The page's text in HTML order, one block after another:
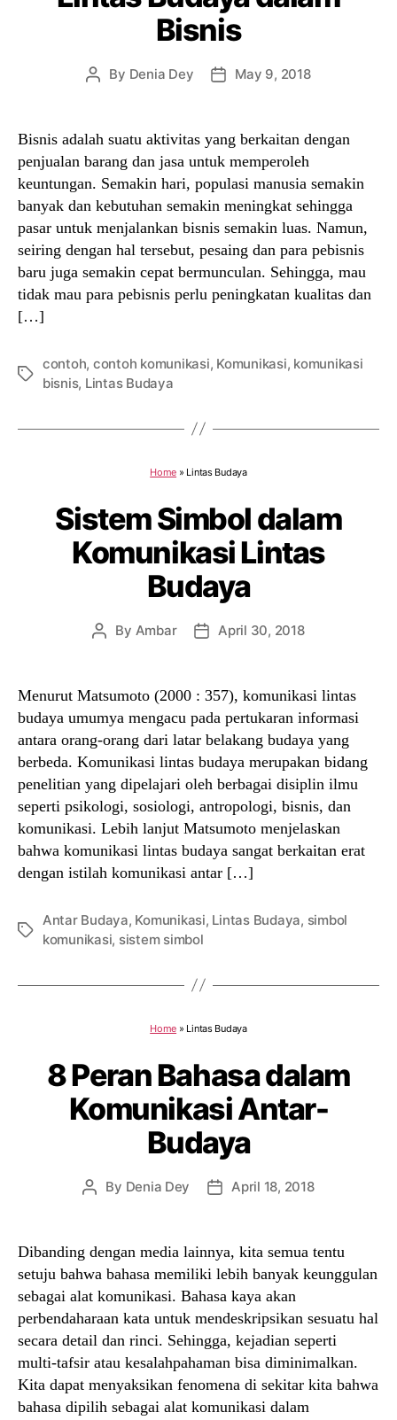
Bisnis
Post
By Denia Dey
PostMay 9, 2018
Bisnis adalah suatu aktivitas yang berkaitan dengan
penjualan barang dan jasa untuk memperoleh
keuntungan. Semakin hari, populasi manusia semakin
banyak dan kebutuhan semakin meningkat sehingga
pasar untuk menjalankan bisnis semakin luas. Namun,
seiring dengan hal tersebut, pesaing dan para pebisnis
baru juga semakin cepat bermunculan. Sehingga, mau
tidak mau para pebisnis perlu peningkatan kualitas dan
[…]
Tags
contoh, contoh komunikasi, Komunikasi, komunikasi
bisnis, Lintas Budaya
Home » Lintas Budaya
Sistem Simbol dalam
Komunikasi Lintas
Budaya
Post
By Ambar
PostApril 30, 2018
Menurut Matsumoto (2000 : 357), komunikasi lintas
budaya umumya mengacu pada pertukaran informasi
antara orang-orang dari latar belakang budaya yang
berbeda. Komunikasi lintas budaya merupakan bidang
penelitian yang dipelajari oleh berbagai disiplin ilmu
seperti psikologi, sosiologi, antropologi, bisnis, dan
komunikasi. Lebih lanjut Matsumoto menjelaskan
bahwa komunikasi lintas budaya sangat berkaitan erat
dengan istilah komunikasi antar […]
Tags
Antar Budaya, Komunikasi, Lintas Budaya, simbol
komunikasi, sistem simbol
Home » Lintas Budaya
8 Peran Bahasa dalam
Komunikasi Antar-
Budaya
Post
By Denia Dey
PostApril 18, 2018
Dibanding dengan media lainnya, kita semua tentu
setuju bahwa bahasa memiliki lebih banyak keunggulan
sebagai alat komunikasi. Bahasa kaya akan
perbendaharaan kata untuk mendeskripsikan sesuatu hal
secara detail dan rinci. Sehingga, kejadian seperti
multi-tafsir atau kesalahpahaman bisa diminimalkan.
Kita dapat menyaksikan fenomena di sekitar kita bahwa
bahasa dipilih sebagai alat komunikasi dalam